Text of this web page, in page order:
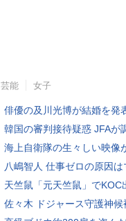
芸能 女子
俳優の及川光博が結婚を発
韓国の審判接待疑惑 JFAが
海上自衛隊の生々しい映像
八嶋智人 仕事ゼロの原因は
天竺鼠「元天竺鼠」でKOC
佐々木 ドジャース守護神候